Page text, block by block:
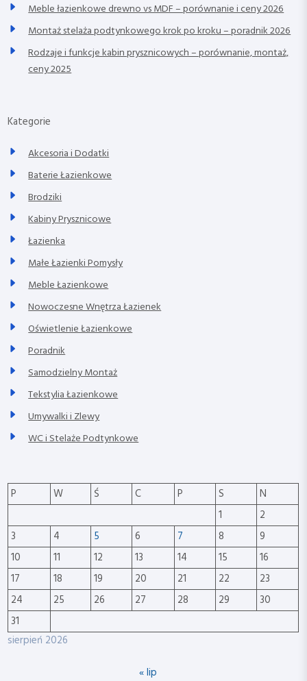
Meble łazienkowe drewno vs MDF – porównanie i ceny 2026
Montaż stelaża podtynkowego krok po kroku – poradnik 2026
Rodzaje i funkcje kabin prysznicowych – porównanie, montaż,
ceny 2025
Kategorie
Akcesoria i Dodatki
Baterie Łazienkowe
Brodziki
Kabiny Prysznicowe
Łazienka
Małe Łazienki Pomysły
Meble Łazienkowe
Nowoczesne Wnętrza Łazienek
Oświetlenie Łazienkowe
Poradnik
Samodzielny Montaż
Tekstylia Łazienkowe
Umywalki i Zlewy
WC i Stelaże Podtynkowe
sierpień 2026
P W Ś C P S
N
1
2
3
4 5 6 7 8
9
10
11 12 13 14 15
16
17
18 19 20 21 22
23
24
25 26 27 28 29
30
31
« lip